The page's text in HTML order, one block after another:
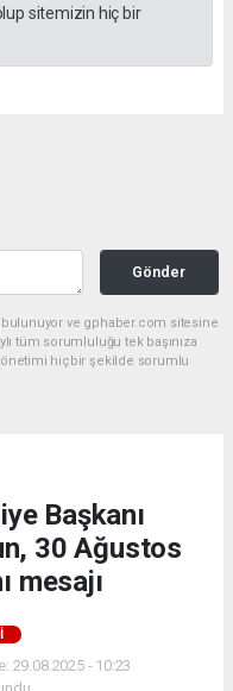
sitemizin hiç bir
Gönder
bulunuyor ve gphaber.com sitesine
tüm sorumluluğu tek başınıza
hiçbir şekilde sorumlu
Başkanı
30 Ağustos
mesajı
29.08.2025 - 10:23